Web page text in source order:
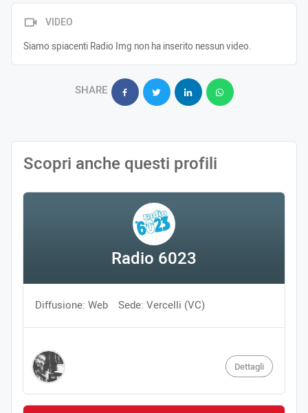
VIDEO
Siamo spiacenti Radio Img non ha inserito nessun video.
SHARE
Scopri anche questi profili
Radio 6023
Diffusione: Web Sede: Vercelli (VC)
Dettagli